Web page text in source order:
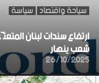
سياحة واقتصاد سياسة
ارتفاع سندات لبنان
شعب ينهار
26/10/2025